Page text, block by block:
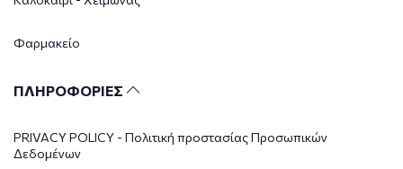
Φαρμακείο
ΠΛΗΡΟΦΟΡΙΕΣ
PRIVACY POLICY - Πολιτική προστασίας Προσωπικών
Δεδομένων